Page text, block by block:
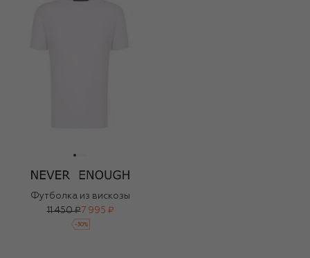
Футболка из вискозы
11 450 ₽7 995 ₽
-30%